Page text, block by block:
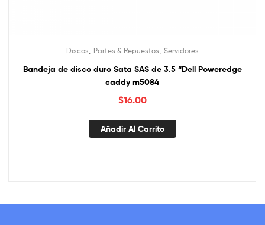
Discos Partes & Repuestos Servidores
Bandeja de disco duro Sata SAS de 3.5 “Dell Poweredge
caddy m5084
$16.00
Añadir Al Carrito